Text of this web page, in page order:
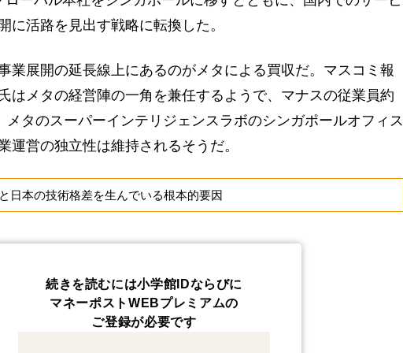
に活路を見出す戦略に転換した。
業展開の延長線上にあるのがメタによる買収だ。マスコミ報
はメタの経営陣の一角を兼任するようで、マナスの従業員約
メタのスーパーインテリジェンスラボのシンガポールオフィス
運営の独立性は維持されるそうだ。
日本の技術格差を生んでいる根本的要因
続きを読むには小学館IDならびに
マネーポストWEBプレミアムの
ご登録が必要です